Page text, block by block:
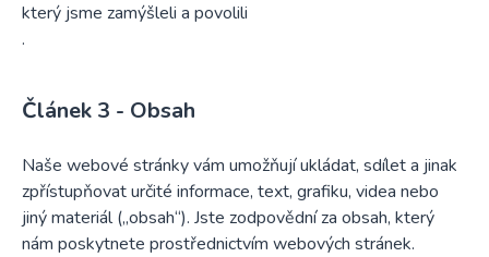
který jsme zamýšleli a povolili
.
Obsah
Naše webové stránky vám umožňují ukládat, sdílet a jinak
zpřístupňovat určité informace, text, grafiku, videa nebo
jiný materiál („obsah“). Jste zodpovědní za obsah, který
nám poskytnete prostřednictvím webových stránek.